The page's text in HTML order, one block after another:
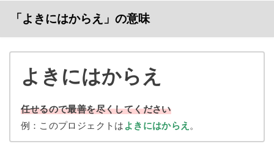
「よきにはからえ」の意味
よきにはからえ
任せるので最善を尽くしてください
例：このプロジェクトは よきにはからえ 。